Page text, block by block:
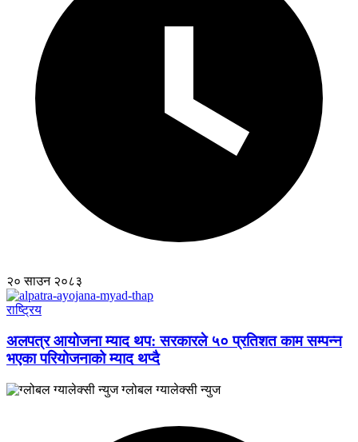
२० साउन २०८३
राष्ट्रिय
अलपत्र आयोजना म्याद थप: सरकारले ५० प्रतिशत काम सम्पन्न
भएका परियोजनाको म्याद थप्दै
ग्लोबल ग्यालेक्सी न्युज